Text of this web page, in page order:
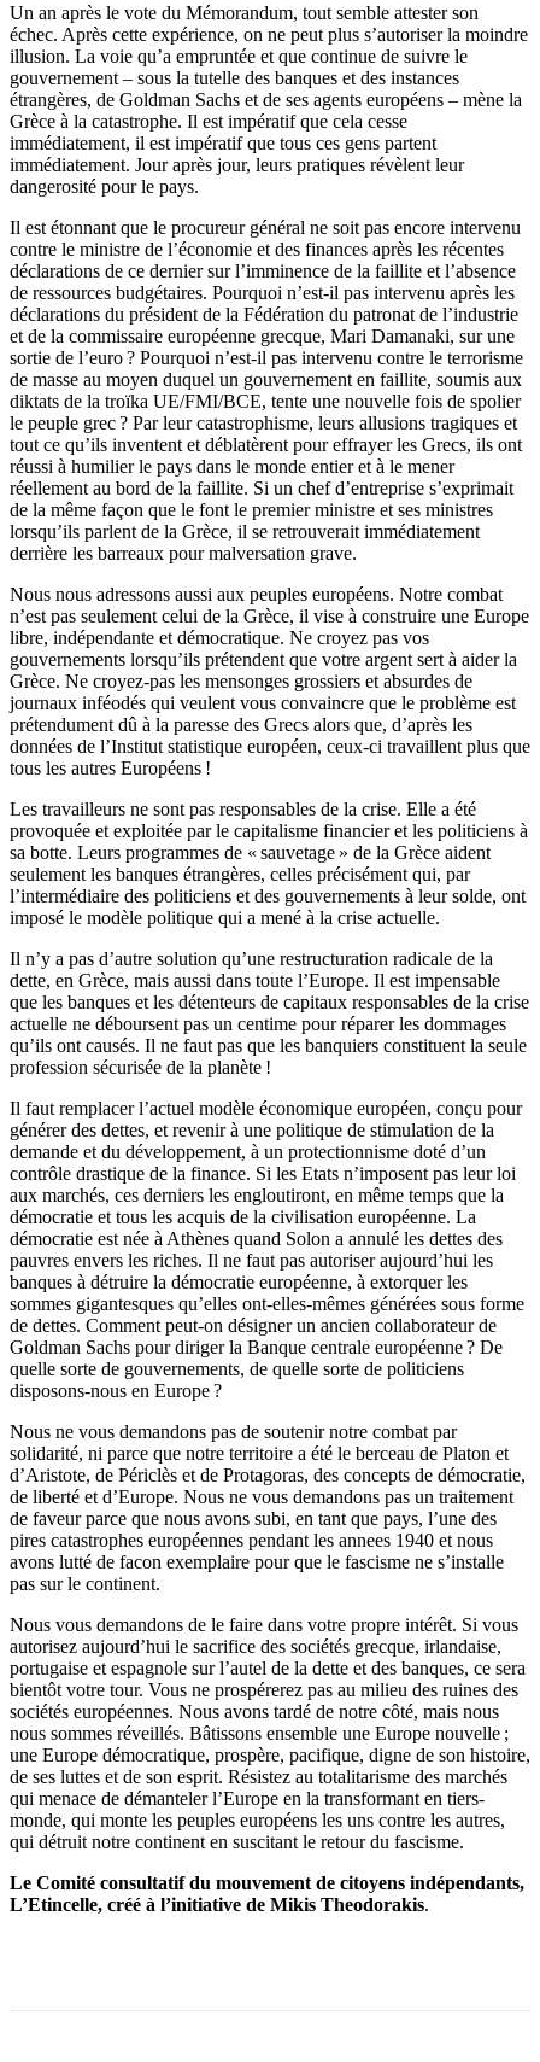
Un an après le vote du Mémorandum, tout semble attester son
échec. Après cette expérience, on ne peut plus s’autoriser la moindre
illusion. La voie qu’a empruntée et que continue de suivre le
gouvernement – sous la tutelle des banques et des instances
étrangères, de Goldman Sachs et de ses agents européens – mène la
Grèce à la catastrophe. Il est impératif que cela cesse
immédiatement, il est impératif que tous ces gens partent
immédiatement. Jour après jour, leurs pratiques révèlent leur
dangerosité pour le pays.
Il est étonnant que le procureur général ne soit pas encore intervenu
contre le ministre de l’économie et des finances après les récentes
déclarations de ce dernier sur l’imminence de la faillite et l’absence
de ressources budgétaires. Pourquoi n’est-il pas intervenu après les
déclarations du président de la Fédération du patronat de l’industrie
et de la commissaire européenne grecque, Mari Damanaki, sur une
sortie de l’euro ? Pourquoi n’est-il pas intervenu contre le terrorisme
de masse au moyen duquel un gouvernement en faillite, soumis aux
diktats de la troïka UE/FMI/BCE, tente une nouvelle fois de spolier
le peuple grec ? Par leur catastrophisme, leurs allusions tragiques et
tout ce qu’ils inventent et déblatèrent pour effrayer les Grecs, ils ont
réussi à humilier le pays dans le monde entier et à le mener
réellement au bord de la faillite. Si un chef d’entreprise s’exprimait
de la même façon que le font le premier ministre et ses ministres
lorsqu’ils parlent de la Grèce, il se retrouverait immédiatement
derrière les barreaux pour malversation grave.
Nous nous adressons aussi aux peuples européens. Notre combat
n’est pas seulement celui de la Grèce, il vise à construire une Europe
libre, indépendante et démocratique. Ne croyez pas vos
gouvernements lorsqu’ils prétendent que votre argent sert à aider la
Grèce. Ne croyez-pas les mensonges grossiers et absurdes de
journaux inféodés qui veulent vous convaincre que le problème est
prétendument dû à la paresse des Grecs alors que, d’après les
données de l’Institut statistique européen, ceux-ci travaillent plus que
tous les autres Européens !
Les travailleurs ne sont pas responsables de la crise. Elle a été
provoquée et exploitée par le capitalisme financier et les politiciens à
sa botte. Leurs programmes de « sauvetage » de la Grèce aident
seulement les banques étrangères, celles précisément qui, par
l’intermédiaire des politiciens et des gouvernements à leur solde, ont
imposé le modèle politique qui a mené à la crise actuelle.
Il n’y a pas d’autre solution qu’une restructuration radicale de la
dette, en Grèce, mais aussi dans toute l’Europe. Il est impensable
que les banques et les détenteurs de capitaux responsables de la crise
actuelle ne déboursent pas un centime pour réparer les dommages
qu’ils ont causés. Il ne faut pas que les banquiers constituent la seule
profession sécurisée de la planète !
Il faut remplacer l’actuel modèle économique européen, conçu pour
générer des dettes, et revenir à une politique de stimulation de la
demande et du développement, à un protectionnisme doté d’un
contrôle drastique de la finance. Si les Etats n’imposent pas leur loi
aux marchés, ces derniers les engloutiront, en même temps que la
démocratie et tous les acquis de la civilisation européenne. La
démocratie est née à Athènes quand Solon a annulé les dettes des
pauvres envers les riches. Il ne faut pas autoriser aujourd’hui les
banques à détruire la démocratie européenne, à extorquer les
sommes gigantesques qu’elles ont-elles-mêmes générées sous forme
de dettes. Comment peut-on désigner un ancien collaborateur de
Goldman Sachs pour diriger la Banque centrale européenne ? De
quelle sorte de gouvernements, de quelle sorte de politiciens
disposons-nous en Europe ?
Nous ne vous demandons pas de soutenir notre combat par
solidarité, ni parce que notre territoire a été le berceau de Platon et
d’Aristote, de Périclès et de Protagoras, des concepts de démocratie,
de liberté et d’Europe. Nous ne vous demandons pas un traitement
de faveur parce que nous avons subi, en tant que pays, l’une des
pires catastrophes européennes pendant les annees 1940 et nous
avons lutté de facon exemplaire pour que le fascisme ne s’installe
pas sur le continent.
Nous vous demandons de le faire dans votre propre intérêt. Si vous
autorisez aujourd’hui le sacrifice des sociétés grecque, irlandaise,
portugaise et espagnole sur l’autel de la dette et des banques, ce sera
bientôt votre tour. Vous ne prospérerez pas au milieu des ruines des
sociétés européennes. Nous avons tardé de notre côté, mais nous
nous sommes réveillés. Bâtissons ensemble une Europe nouvelle ;
une Europe démocratique, prospère, pacifique, digne de son histoire,
de ses luttes et de son esprit. Résistez au totalitarisme des marchés
qui menace de démanteler l’Europe en la transformant en tiers-
monde, qui monte les peuples européens les uns contre les autres,
qui détruit notre continent en suscitant le retour du fascisme.
Le Comité consultatif du mouvement de citoyens indépendants,
L’Etincelle, créé à l’initiative de Mikis Theodorakis.